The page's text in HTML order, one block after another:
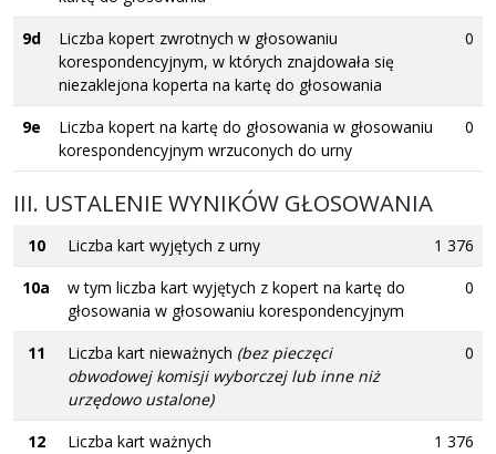
9d
Liczba kopert zwrotnych w głosowaniu
korespondencyjnym, w których znajdowała się
niezaklejona koperta na kartę do głosowania
0
9e
Liczba kopert na kartę do głosowania w głosowaniu
korespondencyjnym wrzuconych do urny
0
III. USTALENIE WYNIKÓW GŁOSOWANIA
10 Liczba kart wyjętych z urny
1 376
10a
w tym liczba kart wyjętych z kopert na kartę do
głosowania w głosowaniu korespondencyjnym
0
11 Liczba kart nieważnych (bez pieczęci
obwodowej komisji wyborczej lub inne niż
urzędowo ustalone)
0
12 Liczba kart ważnych
1 376